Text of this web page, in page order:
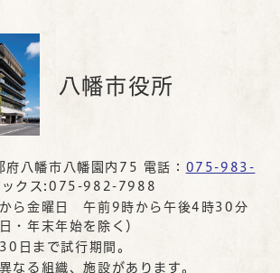
八幡市役所
八幡市八幡園内75 電話： 075-983-
ックス:075-982-7988
から金曜日 午前9時から午後4時30分
・年末年始を除く）
日まで試行期間。
なる組織、施設があります。